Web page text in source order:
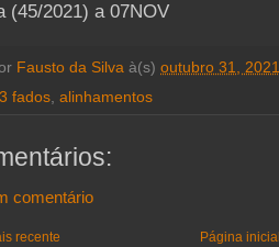
(45/2021) a 07NOV
Fausto da Silva à(s) outubro 31, 2021
fados alinhamentos
comentário
recente Página